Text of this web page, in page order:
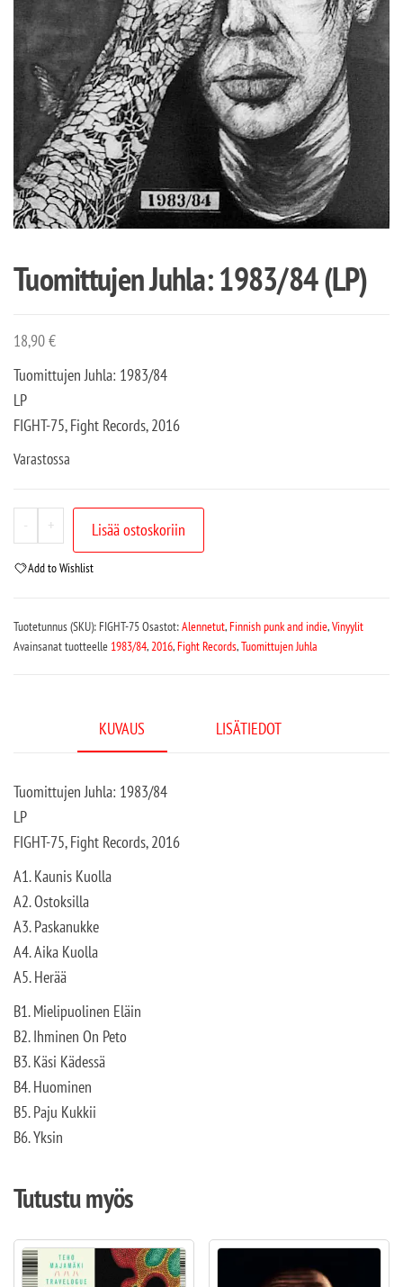
Tuomittujen Juhla: 1983/84 (LP)
18,90€
Tuomittujen Juhla: 1983/84
LP
FIGHT-75, Fight Records, 2016
Varastossa
- + Lisää ostoskoriin
Add to Wishlist
Tuotetunnus (SKU): FIGHT-75Osastot:Alennetut,Finnish punk and indie,Vinyylit
Avainsanat tuotteelle 1983/84,2016,Fight Records,Tuomittujen Juhla
KUVAUS LISÄTIEDOT
Tuomittujen Juhla: 1983/84
LP
FIGHT-75, Fight Records, 2016
A1. Kaunis Kuolla
A2. Ostoksilla
A3. Paskanukke
A4. Aika Kuolla
A5. Herää
B1. Mielipuolinen Eläin
B2. Ihminen On Peto
B3. Käsi Kädessä
B4. Huominen
B5. Paju Kukkii
B6. Yksin
Tutustu myös